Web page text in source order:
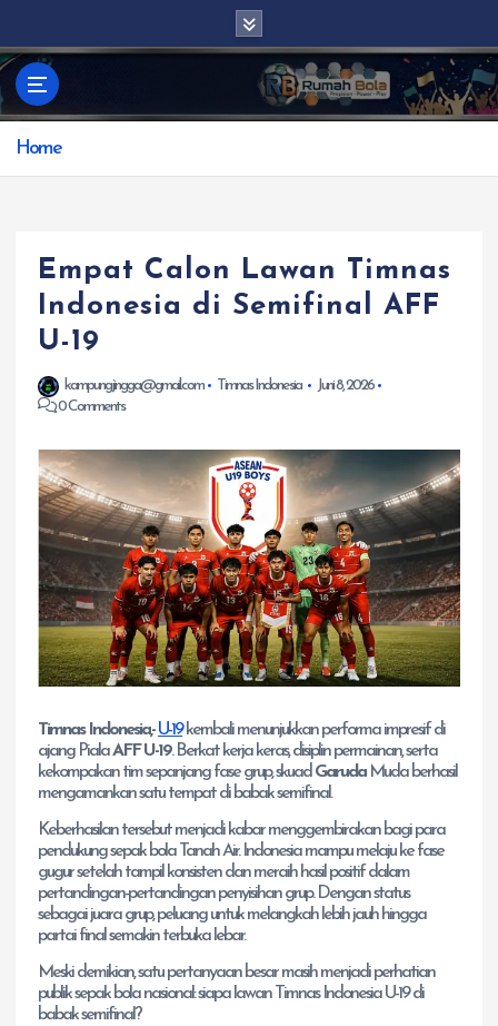
i
p
t
c
Home
Empat Calon Lawan Timnas
Indonesia di Semifinal AFF
U-19
kampungjingga@gmail.com Timnas Indonesia
Juni 8, 2026
0 Comments
Timnas Indonesia,- U-19kembali menunjukkan performa impresif di
ajang PialaAFF U-19. Berkat kerja keras, disiplin permainan, serta
kekompakan tim sepanjang fase grup, skuad Garuda Muda berhasil
mengamankan satu tempat di babak semifinal.
Keberhasilan tersebut menjadi kabar menggembirakan bagi para
pendukung sepak bola Tanah Air. Indonesia mampu melaju ke fase
gugur setelah tampil konsisten dan meraih hasil positif dalam
pertandingan-pertandingan penyisihan grup. Dengan status
sebagai juara grup, peluang untuk melangkah lebih jauh hingga
partai final semakin terbuka lebar.
Meski demikian, satu pertanyaan besar masih menjadi perhatian
publik sepak bola nasional: siapa lawan Timnas Indonesia U-19 di
babak semifinal?